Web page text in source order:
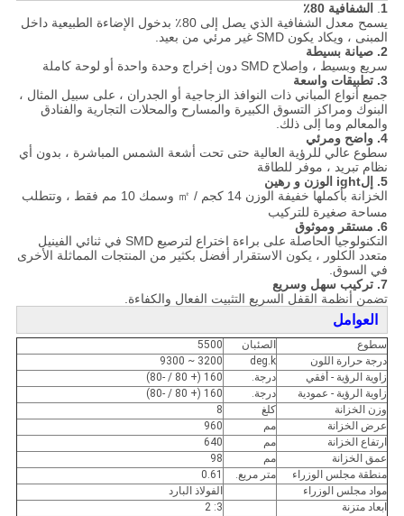
1
. الشفافية 80٪
يسمح معدل الشفافية الذي يصل إلى 80٪ بدخول الإضاءة الطبيعية داخل
المبنى ، ويكاد يكون SMD غير مرئي من بعيد.
2. صيانة بسيطة
سريع وبسيط ، وإصلاح SMD دون إخراج وحدة واحدة أو لوحة كاملة
3. تطبيقات واسعة
جميع أنواع المباني ذات النوافذ الزجاجية أو الجدران ، على سبيل المثال ،
البنوك ومراكز التسوق الكبيرة والمسارح والمحلات التجارية والفنادق
والمعالم وما إلى ذلك.
4. واضح ومرئي
سطوع عالي للرؤية العالية حتى تحت أشعة الشمس المباشرة ، بدون أي
نظام تبريد ، موفر للطاقة
5. إل
ight الوزن و ر
هين
الخزانة بأكملها خفيفة الوزن 14 كجم / ㎡ وسمك 10 مم فقط ، وتتطلب
مساحة صغيرة للتركيب
6. مستقر وموثوق
التكنولوجيا الحاصلة على براءة اختراع لترصيع SMD في ثنائي الفينيل
متعدد الكلور ، يكون الاستقرار أفضل بكثير من المنتجات المماثلة الأخرى
في السوق.
7. تركيب سهل وسريع
تضمن أنظمة القفل السريع التثبيت الفعال والكفاءة.
العوامل
سطوع الصئبان
5500
درجة حرارة اللون
deg.k
3200 ~ 9300
زاوية الرؤية - أفقي
درجة.
160 (+ 80 / -80)
زاوية الرؤية - عمودية
درجة.
160 (+ 80 / -80)
وزن الخزانة
كلغ
8
عرض الخزانة
مم
960
ارتفاع الخزانة
مم
640
عمق الخزانة
مم
98
منطقة مجلس الوزراء
متر مربع.
0.61
مواد مجلس الوزراء
الفولاذ البارد
ابعاد متزنة
3: 2